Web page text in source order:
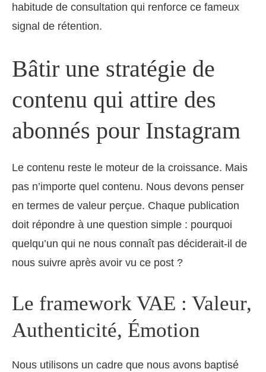
habitude de consultation qui renforce ce fameux
signal de rétention.
Bâtir une stratégie de
contenu qui attire des
abonnés pour Instagram
Le contenu reste le moteur de la croissance. Mais
pas n’importe quel contenu. Nous devons penser
en termes de valeur perçue. Chaque publication
doit répondre à une question simple : pourquoi
quelqu’un qui ne nous connaît pas déciderait-il de
nous suivre après avoir vu ce post ?
Le framework VAE : Valeur,
Authenticité, Émotion
Nous utilisons un cadre que nous avons baptisé